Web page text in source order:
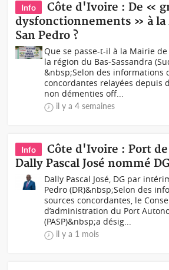
Info
Côte d'Ivoire : De «
dysfonctionnements » à la
San Pedro ?
Que se passe-t-il à la Mairie de
la région du Bas-Sassandra
&nbsp;Selon des informations
concordantes relayées depuis
non démenties off...
il y a 4 semaines
Info
Côte d'Ivoire : Port de
Dally Pascal José nommé
Dally Pascal José, DG par
Pedro (DR)&nbsp;Selon des
sources concordantes, le
d’administration du Port
(PASP)&nbsp;a désig...
il y a 1 mois